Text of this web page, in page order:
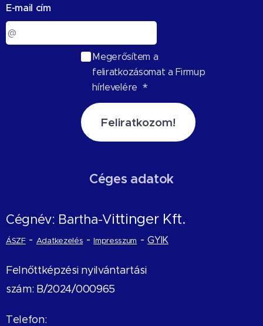
E-mail cím
Megerősítem a
feliratkozásomat a Firmup
hírlevelére
Feliratkozom!
Céges adatok
Cégnév: Bartha-Vittinger Kft.
ÁSZF- Adatkezelés -Impresszum -GYIK
Felnőttképzési nyilvántartási
szám: B/2024/000965
Telefon: